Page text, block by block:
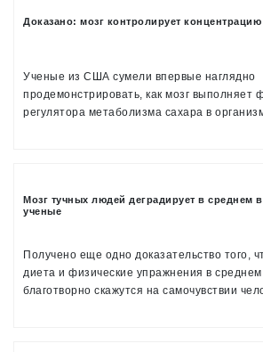
Доказано: мозг контролирует
Ученые из США сумели впервые наглядно
продемонстрировать, как мозг выполняет
регулятора метаболизма сахара в
использовать в рамках нового подхода в
Мозг тучных людей деградирует в среднем
ученые
Получено еще одно доказательство того,
диета и физические упражнения в среднем
благотворно скажутся на самочувствии